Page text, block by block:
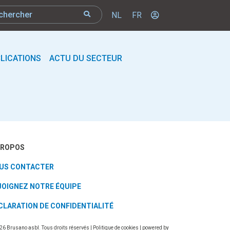
NL FR
ACTU DU SECTEUR
CONTACTER
NOTRE ÉQUIPE
DE CONFIDENTIALITÉ
Brusano asbl. Tous droits réservés | Politique de cookies
| powered by